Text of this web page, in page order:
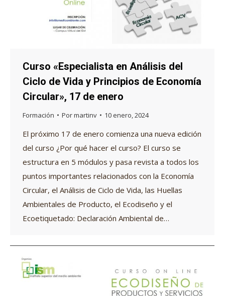
Curso «Especialista en Análisis del
Ciclo de Vida y Principios de Economía
Circular», 17 de enero
Formación Pormartinv 10 enero, 2024
El próximo 17 de enero comienza una nueva edición
del curso ¿Por qué hacer el curso? El curso se
estructura en 5 módulos y pasa revista a todos los
puntos importantes relacionados con la Economía
Circular, el Análisis de Ciclo de Vida, las Huellas
Ambientales de Producto, el Ecodiseño y el
Ecoetiquetado: Declaración Ambiental de…